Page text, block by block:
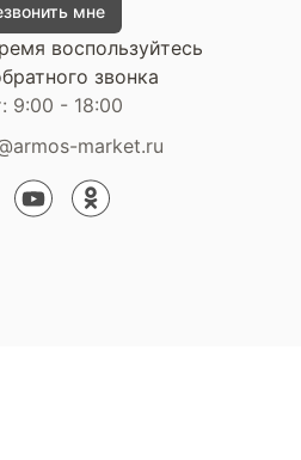
мне
воспользуйтесь
звонка
9:00 - 18:00
market.ru